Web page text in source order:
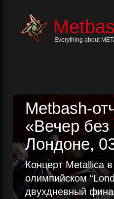
Everything about
Metbash-
«Вечер без
Лондоне,
Концерт Metallica
олимпийском
двухдневный